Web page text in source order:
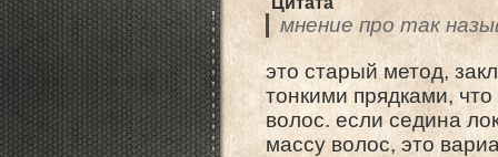
мнение про так
это старый метод,
тонкими прядками,
волос. если седина
массу волос, это